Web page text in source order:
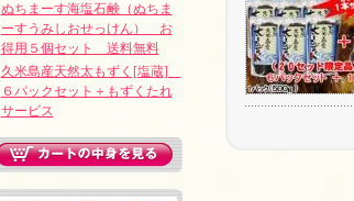
ぬちまーす海塩石鹸（ぬちま
ーすうみしおせっけん） お
得用５個セット 送料無料
久米島産天然太もずく[塩蔵]
６パックセット＋もずくたれ
サービス